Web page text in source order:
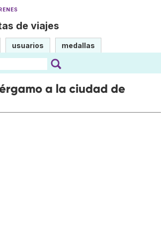
de viajes
usuarios medallas
a la ciudad de